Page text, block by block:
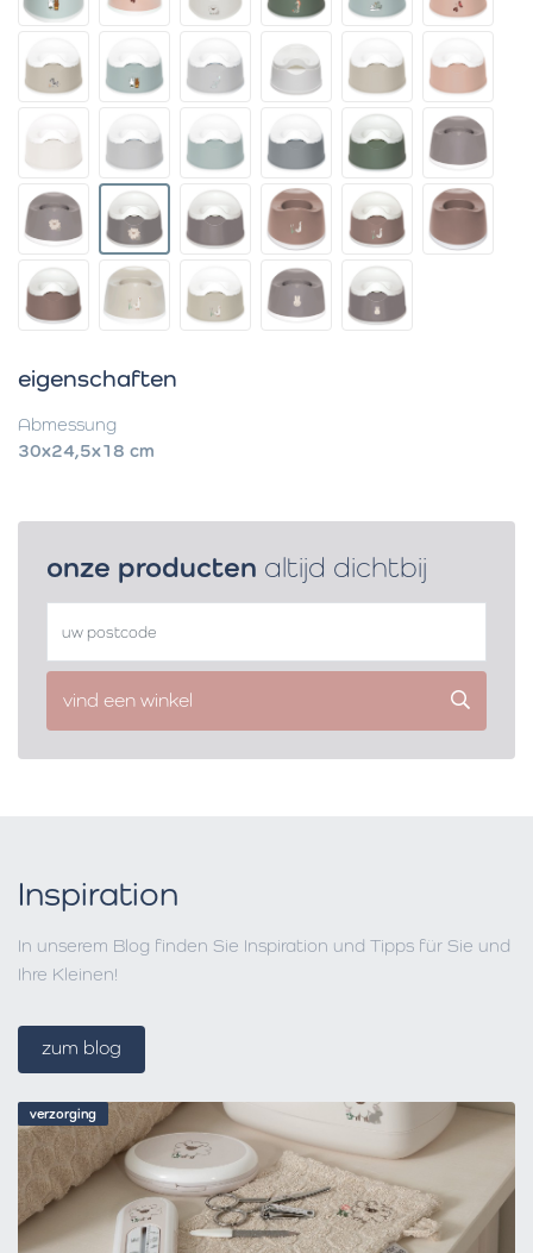
eigenschaften
Abmessung
30x24,5x18 cm
onze producten altijd dichtbij
vind een winkel
verzorging
Inspiration
In unserem Blog finden Sie Inspiration und Tipps für Sie und
Ihre Kleinen!
zum blog